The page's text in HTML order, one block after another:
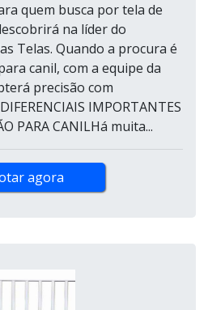
quem busca por tela de
na líder do
Telas. Quando a procura é
canil, com a equipe da
precisão com
IMPORTANTES
PARA CANILHá muita...
agora